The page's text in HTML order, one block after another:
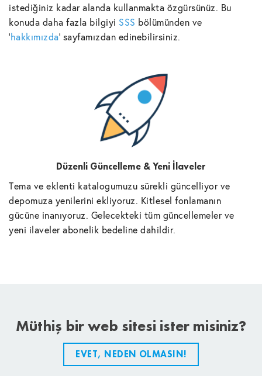
istediğiniz kadar alanda kullanmakta özgürsünüz. Bu
konuda daha fazla bilgiyi SSS bölümünden ve
'hakkımızda' sayfamızdan edinebilirsiniz.
Düzenli Güncelleme & Yeni İlaveler
Tema ve eklenti katalogumuzu sürekli güncelliyor ve
depomuza yenilerini ekliyoruz. Kitlesel fonlamanın
gücüne inanıyoruz. Gelecekteki tüm güncellemeler ve
yeni ilaveler abonelik bedeline dahildir.
Müthiş bir web sitesi ister misiniz?
EVET, NEDEN OLMASIN!